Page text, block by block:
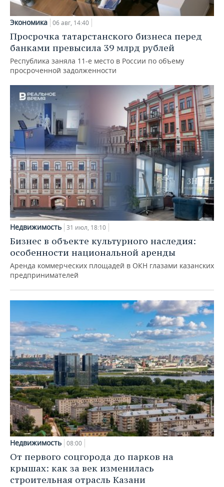
Экономика 06 авг, 14:40
Просрочка татарстанского бизнеса перед
банками превысила 39 млрд рублей
Республика заняла 11-е место в России по объему
просроченной задолженности
Недвижимость 31 июл, 18:10
Бизнес в объекте культурного наследия:
особенности национальной аренды
Аренда коммерческих площадей в ОКН глазами казанских
предпринимателей
Недвижимость 08:00
От первого соцгорода до парков на
крышах: как за век изменилась
строительная отрасль Казани